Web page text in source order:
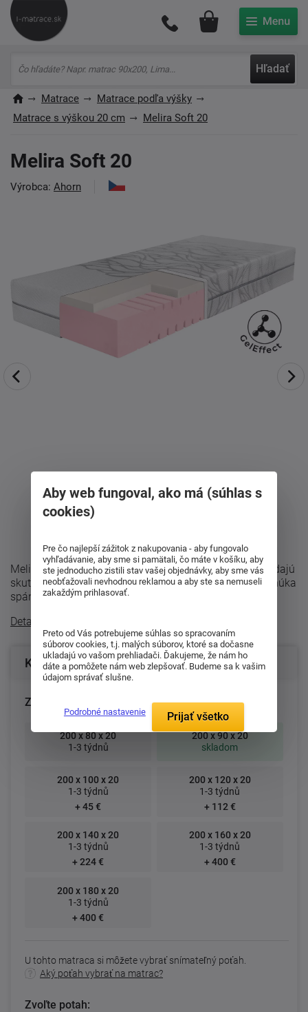
Hľadať
Môj účet
Matrace
Matrace podľa výšky
Matrace s výškou 20 cm
Melira Soft 20
Melira Soft 20
Výrobca: Ahorn
Melira Soft 20 bola navrhnutá pre zákazníkov, ktorí hľadajú
skutočné mäkučké a poddajné vykonanie matraca. Ponúka
spánok ako na obláčiku a ...
Detailný popis
Konfigurácia produktu
Zvoľte rozmer matraca (cm):
200 x 80 x 20
1-3 týdnů
200 x 90 x 20
skladom
200 x 100 x 20
1-3 týdnů
+ 45 €
200 x 120 x 20
1-3 týdnů
+ 112 €
200 x 140 x 20
1-3 týdnů
+ 224 €
200 x 160 x 20
1-3 týdnů
+ 400 €
200 x 180 x 20
1-3 týdnů
+ 400 €
U tohto matraca si môžete vybrať snímateľný poťah.
Aký poťah vybrať na matrac?
Zvoľte potah:
Aby web fungoval, ako má (súhlas s
cookies)
Pre čo najlepší zážitok z nakupovania - aby fungovalo
vyhľadávanie, aby sme si pamätali, čo máte v košíku, aby
ste jednoducho zistili stav vašej objednávky, aby sme vás
neobťažovali nevhodnou reklamou a aby ste sa nemuseli
zakaždým prihlasovať.
Preto od Vás potrebujeme súhlas so spracovaním
súborov cookies, t.j. malých súborov, ktoré sa dočasne
ukladajú vo vašom prehliadači. Ďakujeme, že nám ho
dáte a pomôžete nám web zlepšovať. Budeme sa k vašim
údajom správať slušne.
Podrobné nastavenie Prijať všetko